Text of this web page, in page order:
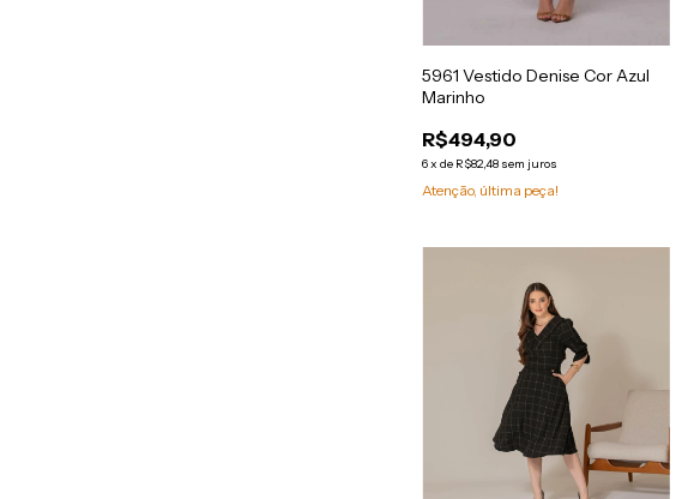
5961 Vestido Denise Cor Azul
Marinho
R$494,90
6xde R$82,48 sem juros
Atenção, última peça!